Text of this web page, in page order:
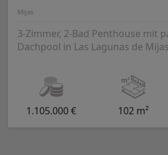
Mijas
3-Zimmer, 2-Bad Penthouse mit
Dachpool in Las Lagunas de Mijas
1.105.000 € 102 m²